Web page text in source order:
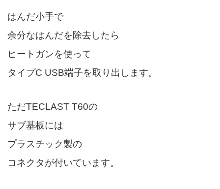
はんだ小手で
余分なはんだを除去したら
ヒートガンを使って
タイプC USB端子を取り出します。
ただTECLAST T60の
サブ基板には
プラスチック製の
コネクタが付いています。